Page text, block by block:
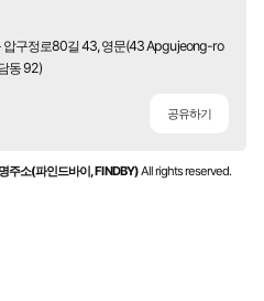
압구정로80길 43, 영문(43 Apgujeong-ro
동 92)
공유하기
주소(파인드바이, FINDBY)All rights reserved.